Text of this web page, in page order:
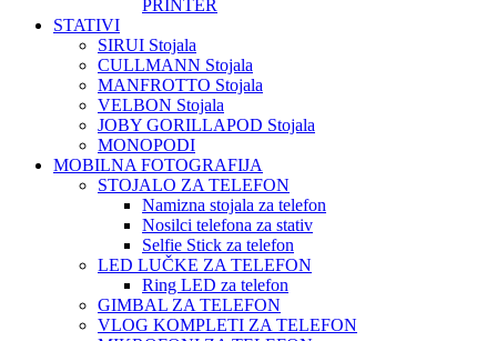
PRINTER
STATIVI
SIRUI Stojala
CULLMANN Stojala
MANFROTTO Stojala
VELBON Stojala
JOBY GORILLAPOD Stojala
MONOPODI
MOBILNA FOTOGRAFIJA
STOJALO ZA TELEFON
Namizna stojala za telefon
Nosilci telefona za stativ
Selfie Stick za telefon
LED LUČKE ZA TELEFON
Ring LED za telefon
GIMBAL ZA TELEFON
VLOG KOMPLETI ZA TELEFON